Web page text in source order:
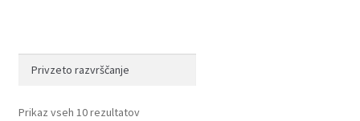
Prikaz vseh 10 rezultatov